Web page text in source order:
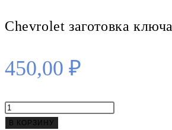
Chevrolet заготовка ключа
450,00 ₽
Количество
товара
В КОРЗИНУ